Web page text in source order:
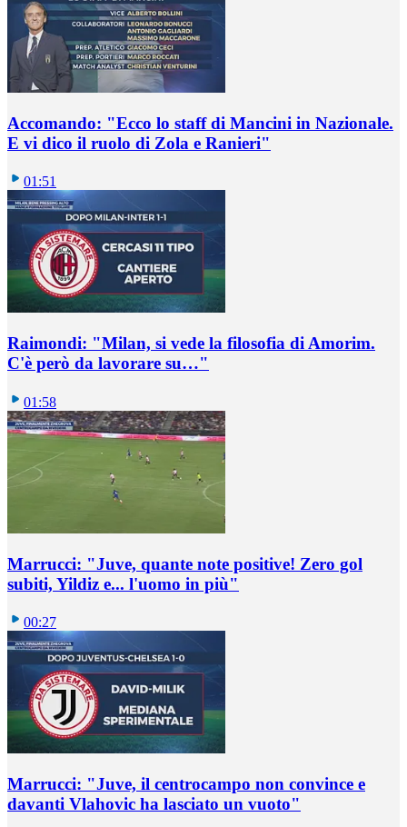
Accomando: "Ecco lo staff di Mancini in Nazionale.
E vi dico il ruolo di Zola e Ranieri"
01:51
Raimondi: "Milan, si vede la filosofia di Amorim.
C'è però da lavorare su…"
01:58
Marrucci: "Juve, quante note positive! Zero gol
subiti, Yildiz e... l'uomo in più"
00:27
Marrucci: "Juve, il centrocampo non convince e
davanti Vlahovic ha lasciato un vuoto"